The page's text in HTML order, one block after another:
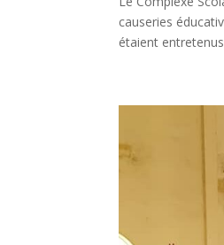
causeries
étaient